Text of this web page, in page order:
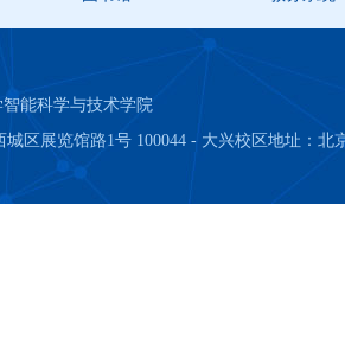
能科学与技术学院
区展览馆路1号 100044 - 大兴校区地址：北